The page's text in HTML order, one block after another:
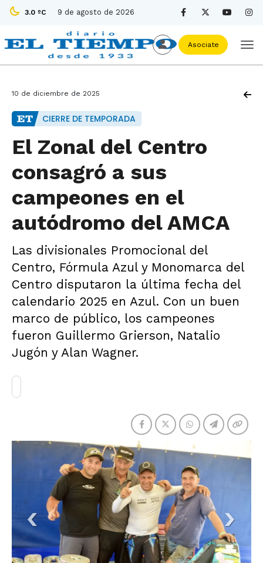
3.0 ºC 9 de agosto de 2026
Asociate
10 de diciembre de 2025
CIERRE DE TEMPORADA
El Zonal del Centro
consagró a sus
campeones en el
autódromo del AMCA
Las divisionales Promocional del
Centro, Fórmula Azul y Monomarca del
Centro disputaron la última fecha del
calendario 2025 en Azul. Con un buen
marco de público, los campeones
fueron Guillermo Grierson, Natalio
Jugón y Alan Wagner.